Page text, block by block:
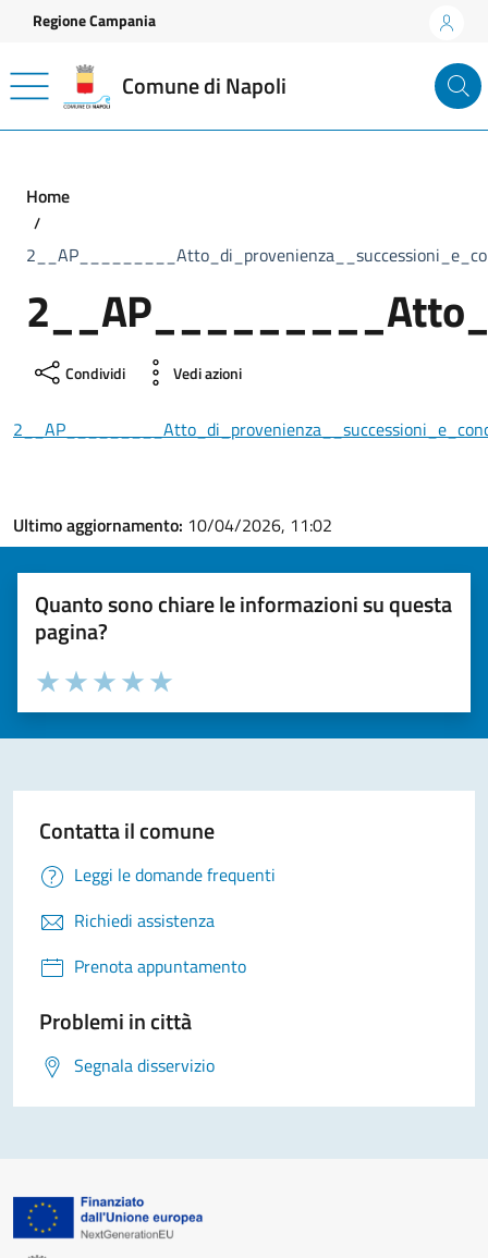
Vai ai contenuti
Vai al footer
Regione Campania
Comune di Napoli
Home
Condividi Vedi azioni
Ultimo aggiornamento: 10/04/2026, 11:02
Quanto sono chiare le informazioni su questa
pagina?
Valuta la chiarezza delle informazioni (da 1 a 5 stelle)
Seleziona il numero di stelle per valutare la chiarezza delle
Valuta 5 stelle su 5
Valuta 4 stelle su 5
Valuta 3 stelle su 5
Valuta 2 stelle su 5
Valuta 1 stelle su 5
Contatta il comune
Leggi le domande frequenti
Richiedi assistenza
Prenota appuntamento
Problemi in città
Segnala disservizio